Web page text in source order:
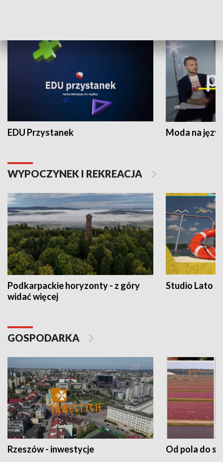
EDU Przystanek Moda na
WYPOCZYNEK I REKREACJA
Podkarpackie horyzonty - z góry
widać więcej
Studio Lato
GOSPODARKA
Rzeszów - inwestycje Od pola do